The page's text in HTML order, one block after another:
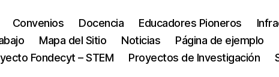
Convenios Docencia Educadores Pioneros
Mapa del Sitio Noticias Página de ejemplo
Fondecyt – STEM Proyectos de Investigación